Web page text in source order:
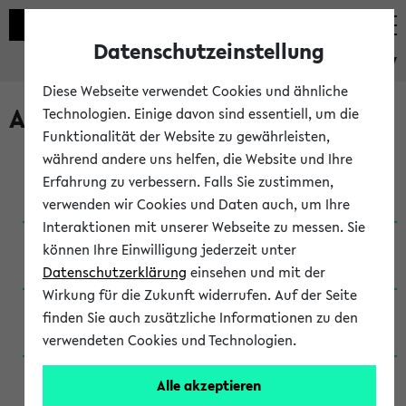
eKVV
Archivierte Studiengänge
Anglistik: British and American Studies / B.A.
(Einschreibung bis WiSe 16/17)
Anglistik: British and American Studies / B.A.
(Einschreibung bis SoSe 2015)
Anglistik: British and American Studies / B.A.
(Einschreibung bis SoSe 2013)
Anglistik: British and American Studies / Ba
(Einschreibung bis SoSe 2011)
Datenschutzeinstellung
Diese Webseite verwendet Cookies und ähnliche
Technologien. Einige davon sind essentiell, um die
Funktionalität der Website zu gewährleisten,
während andere uns helfen, die Website und Ihre
Erfahrung zu verbessern. Falls Sie zustimmen,
verwenden wir Cookies und Daten auch, um Ihre
Interaktionen mit unserer Webseite zu messen. Sie
können Ihre Einwilligung jederzeit unter
Datenschutzerklärung einsehen und mit der
Wirkung für die Zukunft widerrufen. Auf der Seite
finden Sie auch zusätzliche Informationen zu den
verwendeten Cookies und Technologien.
Alle akzeptieren